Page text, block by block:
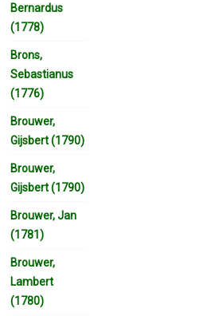
Bernardus
(1778)
Brons,
Sebastianus
(1776)
Brouwer,
Gijsbert (1790)
Brouwer,
Gijsbert (1790)
Brouwer, Jan
(1781)
Brouwer,
Lambert
(1780)